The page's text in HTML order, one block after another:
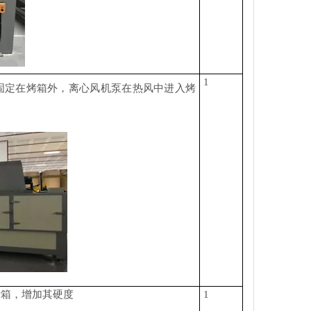
在烤箱外，离心风机泵在热风中进入烤
1
，增加其硬度 1